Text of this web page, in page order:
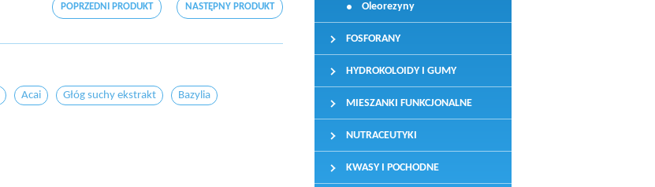
Oleorezyny
FOSFORANY
HYDROKOLOIDY I GUMY
MIESZANKI FUNKCJONALNE
NUTRACEUTYKI
KWASY I POCHODNE
POPRZEDNI PRODUKT NASTĘPNY PRODUKT
Acai Głóg suchy ekstrakt Bazylia